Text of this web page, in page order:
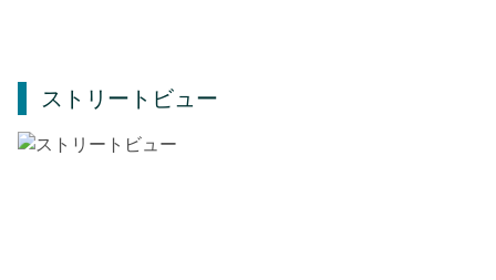
ストリートビュー